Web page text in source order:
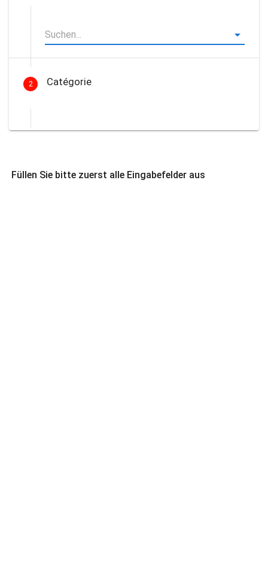
2 Catégorie
Füllen Sie bitte zuerst alle Eingabefelder aus